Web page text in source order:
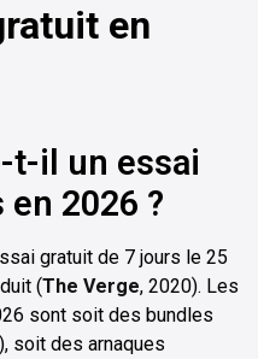
en
t-il un essai
2026 ?
gratuit de 7 jours le 25
(The Verge, 2020). Les
sont soit des bundles
soit des arnaques